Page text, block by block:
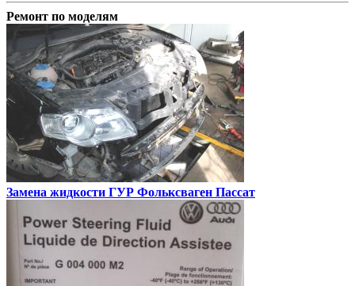
Ремонт по моделям
Замена жидкости ГУР Фольксваген Пассат